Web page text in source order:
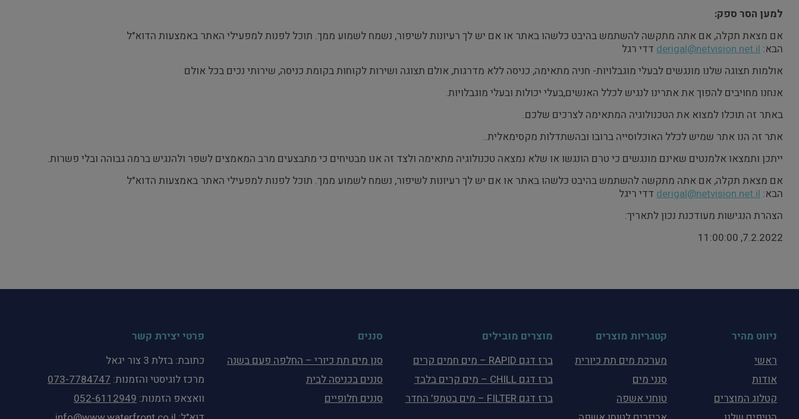
למען הסר ספק:
אם מצאת תקלה, אם אתה מתקשה להשתמש בהיבט כלשהו באתר או אם יש לך רעיונות לשיפור, נשמח לשמוע ממך. תוכל לפנות למפעילי האתר באמצעות הדוא"ל
הבא: derigal@netvision.net.il דדי רגל
אולמות תצוגה שלנו מונגשים לבעלי מוגבלויות- חניה מתאימה, כניסה ללא מדרגות, אולם תצוגה ושירות לקוחות בקומת כניסה, שירותי נכים בכל אולם
אנחנו מחויבים להפוך את אתרינו לנגיש לכלל האנשים,בעלי יכולות ובעלי מוגבלויות.
באתר זה תוכלו למצוא את הטכנולוגיה המתאימה לצרכים שלכם.
אתר זה הנו אתר שמיש לכלל האוכלוסייה ברובו ובהשתדלות מקסימאלית..
ייתכן ותמצאו אלמנטים שאינם מונגשים כי טרם הונגשו או שלא נמצאה טכנולוגיה מתאימה ולצד זה אנו מבטיחים כי מתבצעים מרב המאמצים לשפר ולהנגיש ברמה גבוהה ובלי פשרות.
אם מצאת תקלה, אם אתה מתקשה להשתמש בהיבט כלשהו באתר או אם יש לך רעיונות לשיפור, נשמח לשמוע ממך. תוכל לפנות למפעילי האתר באמצעות הדוא"ל
הבא: derigal@netvision.net.il דדי ריגל
הצהרת הנגישות מעודכנת נכון לתאריך:
7.2.2022, 11:00:00
ניווט מהיר
ראשי
אודות
קטלוג המוצרים
קטגריות מוצרים
מערכת מים תת כיורית
סנני מים
טוחני אשפה
מוצרים מובילים
ברז דגם RAPID – מים חמים קרים
ברז דגם CHILL – מים קרים בלבד
ברז דגם FILTER – מים בטמפ’ החדר
סננים
סנן מים תת כיורי – החלפה פעם בשנה
סננים בכניסה לבית
סננים חלופיים
פרטי יצירת קשר
כתובת: בזלת 3 צור יגאל
מרכז לוגיסטי והזמנות: 073-7784747
וואצאפ הזמנות: 052-6112949